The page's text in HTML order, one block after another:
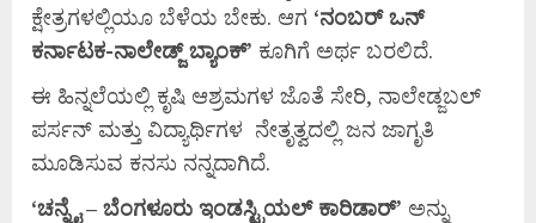
ಕ್ಷೇತ್ರಗಳಲ್ಲಿಯೂ ಬೆಳೆಯ ಬೇಕು. ಆಗ ‘ನಂಬರ್ಒನ್
ಕರ್ನಾಟಕ-ನಾಲೇಡ್ಜ್ಬ್ಯಾಂಕ್’ ಕೂಗಿಗೆ ಅರ್ಥ ಬರಲಿದೆ.
ಈ ಹಿನ್ನಲೆಯಲ್ಲಿ ಕೃಷಿ ಆಶ್ರಮಗಳ ಜೊತೆ ಸೇರಿ, ನಾಲೇಡ್ಜಬಲ್
ಪರ್ಸನ್ ಮತ್ತು ವಿದ್ಯಾರ್ಥಿಗಳ ನೇತೃತ್ವದಲ್ಲಿ ಜನ ಜಾಗೃತಿ
ಮೂಡಿಸುವ ಕನಸು ನನ್ನದಾಗಿದೆ.
‘ಚನ್ನೈ – ಬೆಂಗಳೂರು ಇಂಡಸ್ಟ್ರಿಯಲ್ ಕಾರಿಡಾರ್’ ಅನ್ನು